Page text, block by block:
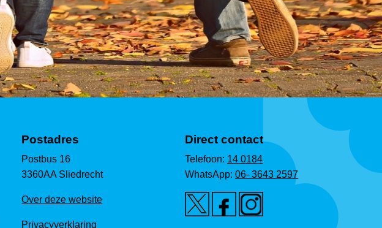
Postadres
Postbus 16
3360AA Sliedrecht
Over deze website
Privacyverklaring
Direct contact
Telefoon: 14 0184
WhatsApp:06- 3643 2597